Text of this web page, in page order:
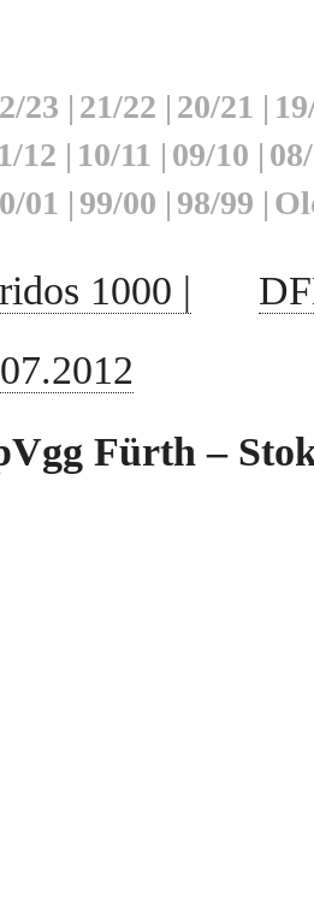
23 | 21/22 | 20/21 |
12 | 10/11 | 09/10 |
01 | 99/00 | 98/99 |
1000 |
Fürth –